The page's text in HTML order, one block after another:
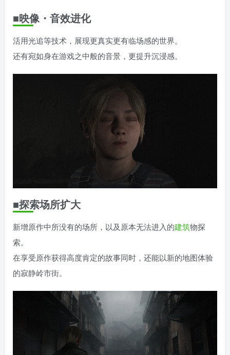
■映像・音效进化
活用光追等技术，展现更真实更有临场感的世界。
还有宛如身在游戏之中般的音景，更提升沉浸感。
■探索场所扩大
新增原作中所没有的场所，以及原本无法进入的建筑物探
索。
在享受原作获得高度肯定的故事同时，还能以新的地图体验
的寂静岭市街。